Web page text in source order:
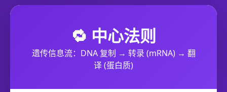
🔁 中心法则
遗传信息流：DNA 复制 → 转录 (mRNA) → 翻
译 (蛋白质)